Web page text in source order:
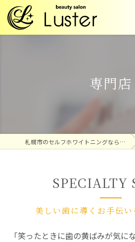
専門店
札幌市のセルフホワイトニングならLuster
美しい歯に導くお手伝
SPECIALTY
「笑ったときに歯の黄ばみが気に